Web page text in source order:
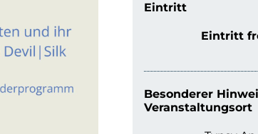
Eintritt
Eintritt
Besonderer
Veranstaltungsort